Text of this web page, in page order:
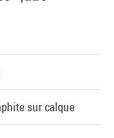
sur calque